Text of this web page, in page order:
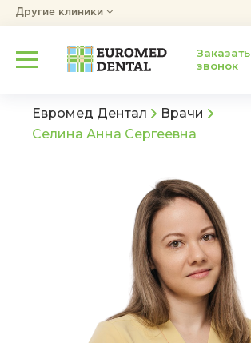
Другие клиники
Заказать
звонок
Евромед Дентал
Врачи
Селина Анна Сергеевна